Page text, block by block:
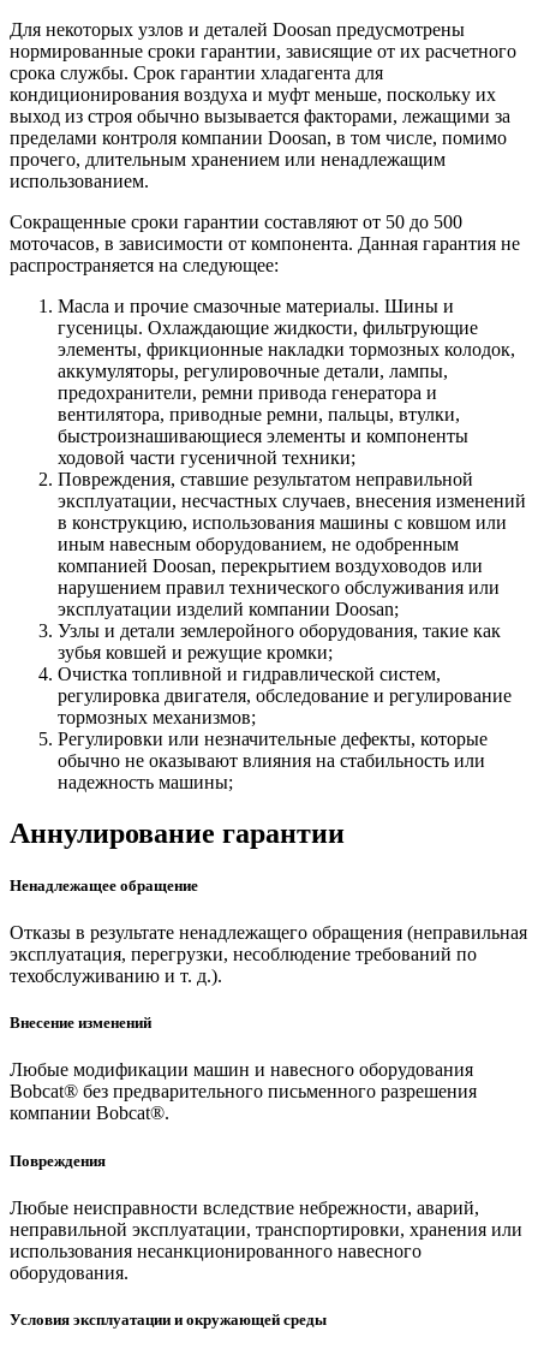
Для некоторых узлов и деталей Doosan предусмотрены
нормированные сроки гарантии, зависящие от их расчетного
срока службы. Срок гарантии хладагента для
кондиционирования воздуха и муфт меньше, поскольку их
выход из строя обычно вызывается факторами, лежащими за
пределами контроля компании Doosan, в том числе, помимо
прочего, длительным хранением или ненадлежащим
использованием.
Сокращенные сроки гарантии составляют от 50 до 500
моточасов, в зависимости от компонента. Данная гарантия не
распространяется на следующее:
Масла и прочие смазочные материалы. Шины и
гусеницы. Охлаждающие жидкости, фильтрующие
элементы, фрикционные накладки тормозных колодок,
аккумуляторы, регулировочные детали, лампы,
предохранители, ремни привода генератора и
вентилятора, приводные ремни, пальцы, втулки,
быстроизнашивающиеся элементы и компоненты
ходовой части гусеничной техники;
Повреждения, ставшие результатом неправильной
эксплуатации, несчастных случаев, внесения изменений
в конструкцию, использования машины с ковшом или
иным навесным оборудованием, не одобренным
компанией Doosan, перекрытием воздуховодов или
нарушением правил технического обслуживания или
эксплуатации изделий компании Doosan;
Узлы и детали землеройного оборудования, такие как
зубья ковшей и режущие кромки;
Очистка топливной и гидравлической систем,
регулировка двигателя, обследование и регулирование
тормозных механизмов;
Регулировки или незначительные дефекты, которые
обычно не оказывают влияния на стабильность или
надежность машины;
Аннулирование гарантии
Ненадлежащее обращение
Отказы в результате ненадлежащего обращения (неправильная
эксплуатация, перегрузки, несоблюдение требований по
техобслуживанию и т. д.).
Внесение изменений
Любые модификации машин и навесного оборудования
Bobcat® без предварительного письменного разрешения
компании Bobcat®.
Повреждения
Любые неисправности вследствие небрежности, аварий,
неправильной эксплуатации, транспортировки, хранения или
использования несанкционированного навесного
оборудования.
Условия эксплуатации и окружающей среды